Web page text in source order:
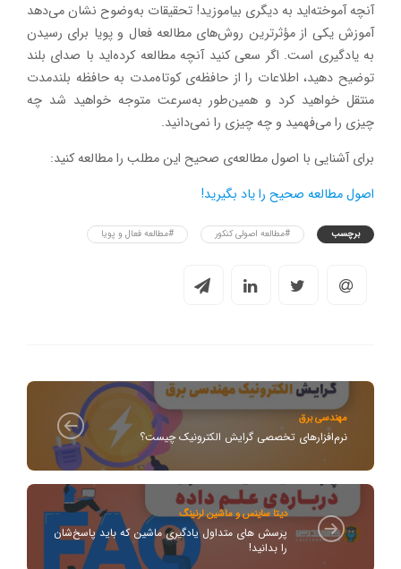
آنچه آموخته‌اید به دیگری بیاموزید! تحقیقات به‌وضوح نشان می‌دهد
آموزش یکی از مؤثرترین روش‌های مطالعه فعال و پویا برای رسیدن
به یادگیری است. اگر سعی کنید آنچه مطالعه کرده‌اید با صدای بلند
توضیح دهید، اطلاعات را از حافظه‌ی کوتاه‌مدت به حافظه بلندمدت
منتقل خواهید کرد و همین‌طور به‌سرعت متوجه خواهید شد چه
چیزی را می‌فهمید و چه چیزی را نمی‌دانید.
برای آشنایی با اصول مطالعه‌ی صحیح این مطلب را مطالعه کنید:
اصول مطالعه صحیح را یاد بگیرید!
برچسب #مطالعه اصولی کنکور #مطالعه فعال و پویا
مهندسی برق
نرم‌افزارهای تخصصی گرایش الکترونیک چیست؟
دیتا ساینس و ماشین لرنینگ
پرسش های متداول یادگیری ماشین که باید پاسخ‌شان
را بدانید!